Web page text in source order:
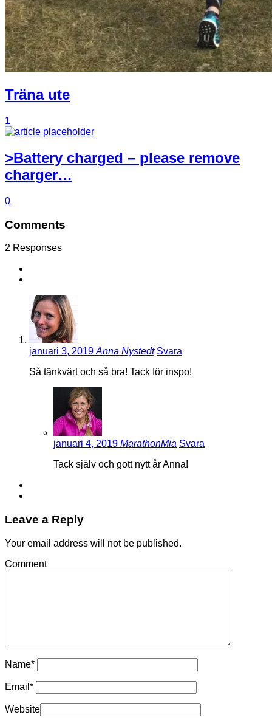
Träna ute
1
>Battery charged – please remove
charger…
0
Comments
2 Responses
januari 3, 2019 Anna Nystedt Svara
Så tänkvärt och så bra! Tack för inspo!
januari 4, 2019 MarathonMia Svara
Tack själv och gott nytt år Anna!
Leave a Reply
Your email address will not be published.
Comment
Name*
Email *
Website